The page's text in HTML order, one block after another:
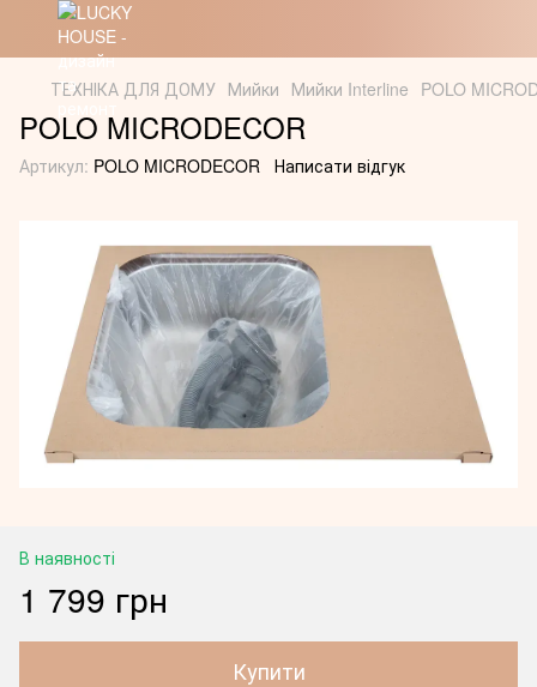
ТЕХНІКА ДЛЯ ДОМУ Мийки Мийки Interline POLO
POLO MICRODECOR
Артикул: POLO MICRODECOR Написати відгук
В наявності
1 799 грн
Купити